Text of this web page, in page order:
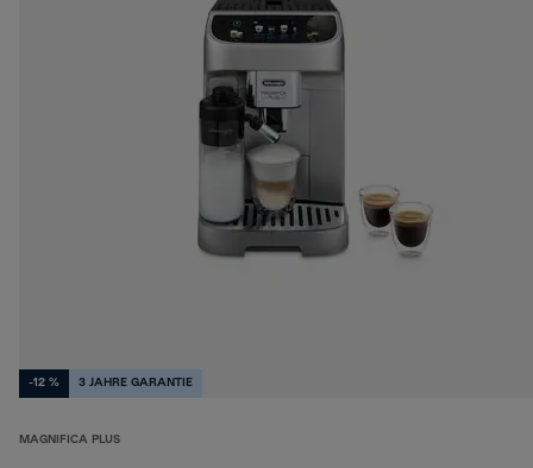
-12 % 3 JAHRE GARANTIE
MAGNIFICA PLUS